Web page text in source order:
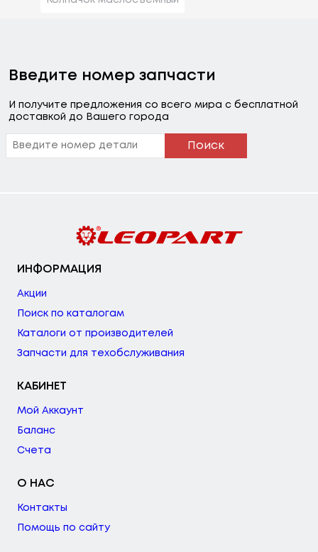
Введите номер запчасти
И получите предложения со всего мира с бесплатной
доставкой до Вашего города
Поиск
ИНФОРМАЦИЯ
Акции
Поиск по каталогам
Каталоги от производителей
Запчасти для техобслуживания
КАБИНЕТ
Мой Аккаунт
Баланс
Счета
О НАС
Контакты
Помощь по сайту